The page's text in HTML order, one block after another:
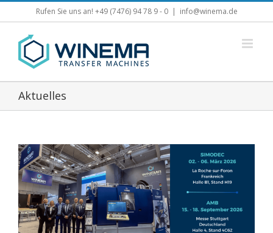
Skip
Rufen Sie uns an! +49 (7476) 94 78 9 - 0 | info@winema.de
Aktuelles